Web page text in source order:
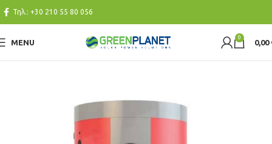
Τηλ.: +30 210 55 80 056
MENU
0
0,00